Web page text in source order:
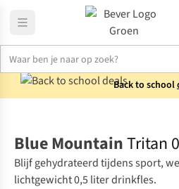
Back to school
Blue MountainTritan
Blijf gehydrateerd tijdens sport,
lichtgewicht 0,5 liter drinkfles.